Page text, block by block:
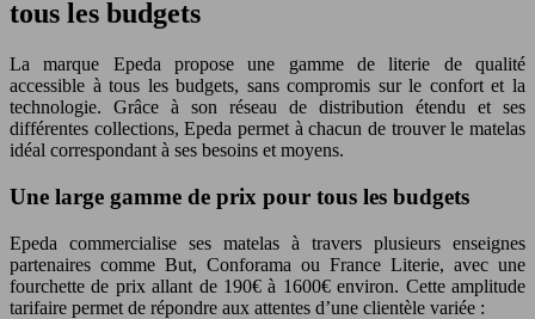
tous les budgets
La marque Epeda propose une gamme de literie de qualité
accessible à tous les budgets, sans compromis sur le confort et la
technologie. Grâce à son réseau de distribution étendu et ses
différentes collections, Epeda permet à chacun de trouver le matelas
idéal correspondant à ses besoins et moyens.
Une large gamme de prix pour tous les budgets
Epeda commercialise ses matelas à travers plusieurs enseignes
partenaires comme But, Conforama ou France Literie, avec une
fourchette de prix allant de 190€ à 1600€ environ. Cette amplitude
tarifaire permet de répondre aux attentes d’une clientèle variée :